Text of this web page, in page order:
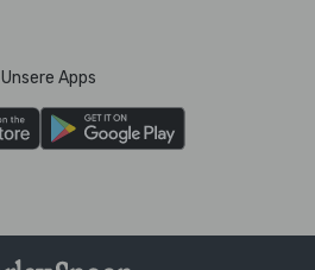
Unsere Apps